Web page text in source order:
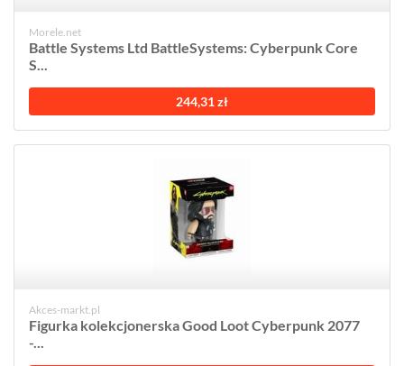
Morele.net
Battle Systems Ltd BattleSystems: Cyberpunk Core
S...
244,31 zł
Akces-markt.pl
Figurka kolekcjonerska Good Loot Cyberpunk 2077
-...